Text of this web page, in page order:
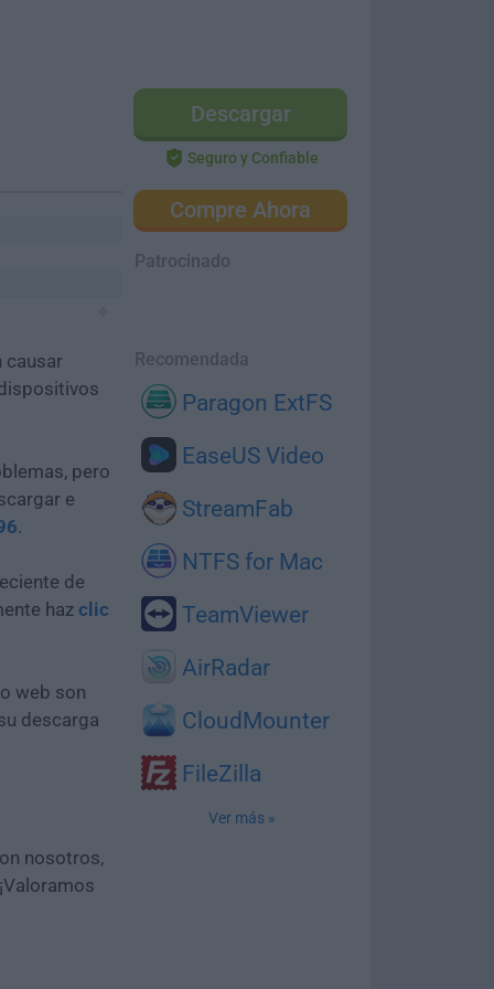
Descargar
Seguro y Confiable
Compre Ahora
Patrocinado
Recomendada
Paragon ExtFS
EaseUS Video
StreamFab
NTFS for Mac
TeamViewer
AirRadar
CloudMounter
FileZilla
Ver más »
causar
pero
e
.
de
haz clic
web son
descarga
nosotros,